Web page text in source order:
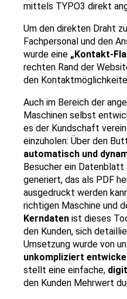
mittels TYPO3 direkt
Um den direkten Draht
Fachpersonal und den
wurde eine „Kontakt-
rechten Rand der
den
Auch im Bereich der
Maschinen selbst
es der Kundschaft
einzuholen: Über den
automatisch und
Besucher ein Datenblatt
generiert, das als PDF
ausgedruckt werden
richtigen Maschine und
Kerndaten ist dieses
den Kunden, sich
Umsetzung wurde von
unkompliziert
stellt eine einfache,
den Kunden Mehrwert